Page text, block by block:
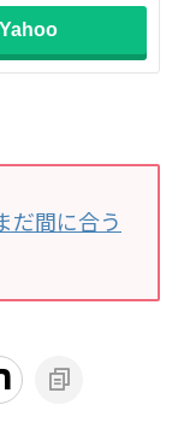
Yahoo
だ間に合う